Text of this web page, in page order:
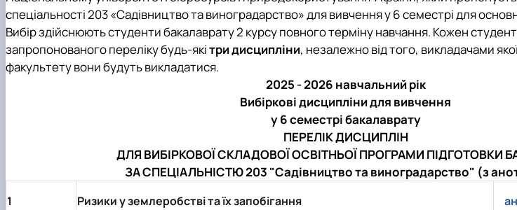
Кафедра овочівництва і закритого грунту
Кафедра рослинництва
Кафедра садівництва ім. проф. В.Л. Симиренка
Кафедра технології зберігання, переробки та стандартизації продукції рослинницт…
спеціальності 203 «Садівництво та виноградарство» для вивчення у 6 семестрі для
Вибір здійснюють студенти бакалаврату 2 курсу повного терміну навчання. Кожен
запропонованого переліку будь-якітри дисципліни, незалежно від того, викладачами
факультету вони будуть викладатися.
2025 - 2026 навчальний рік
Вибіркові дисципліни для вивчення
у 6 семестрі бакалаврату
ПЕРЕЛІК ДИСЦИПЛІН
ДЛЯ ВИБІРКОВОЇ СКЛАДОВОЇ ОСВІТНЬОЇ ПРОГРАМИ ПІДГОТОВКИ
ЗА СПЕЦІАЛЬНІСТЮ 203 "Садівництво та виноградарство" (з
1 Ризики у землеробстві та їх запобігання